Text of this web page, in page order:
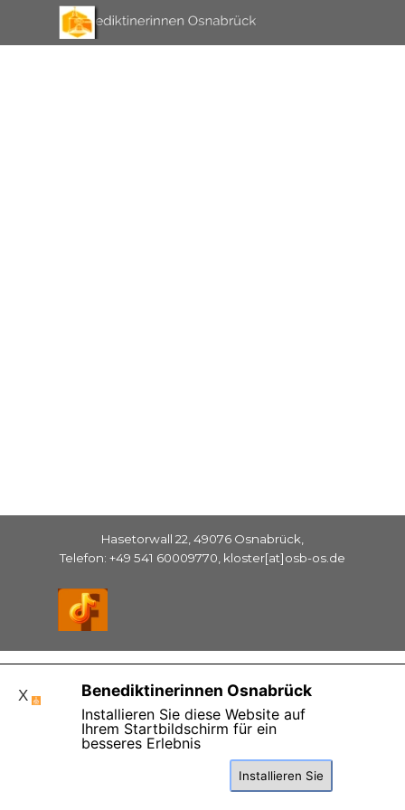
Direkt zum Seiteninhalt
Menü überspringen
Hasetorwall 22, 49076 Osnabrück,
Telefon: +49 541 60009770, kloster[at]osb-os.de
Benediktinerinnen Osnabrück
Installieren Sie diese Website auf
Ihrem Startbildschirm für ein
besseres Erlebnis
Installieren Sie
X
Diese Seite benutzt Cookies , lesen Sie bitte die
Datenschutzhinweise.
Einverstanden